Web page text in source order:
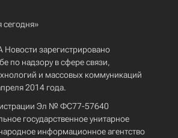
Новости зарегистрировано
по надзору в сфере связи,
и массовых коммуникаций
2014 года.
Эл № ФС77-57640
государственное унитарное
информационное агентство